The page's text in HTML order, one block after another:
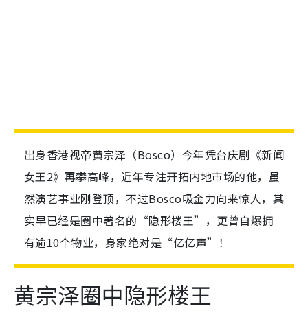
出身香港视帝黄宗泽（Bosco）今年凭台庆剧《新闻
女王2》再攀高峰，近年专注开拓内地市场的他，虽
然演艺事业刚登顶，不过Bosco吸金力向来惊人，其
实早已经是圈中著名的“隐形楼王”，更曾自爆拥
有逾10个物业，身家绝对是“亿亿声”！
黄宗泽圈中隐形楼王